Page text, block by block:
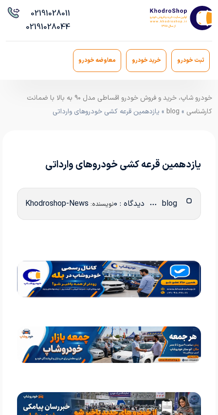
02191028011
02191028044
ثبت خودرو خرید خودرو معاوضه خودرو
خودرو شاپ، خرید و فروش خودرو اقساطی مدل ۹۰ به بالا با ضمانت
کارشناسی »
blog » یازدهمین قرعه کشی خودروهای وارداتی
یازدهمین قرعه کشی خودروهای وارداتی
دیدگاه : 0 نویسنده: Khodroshop-News